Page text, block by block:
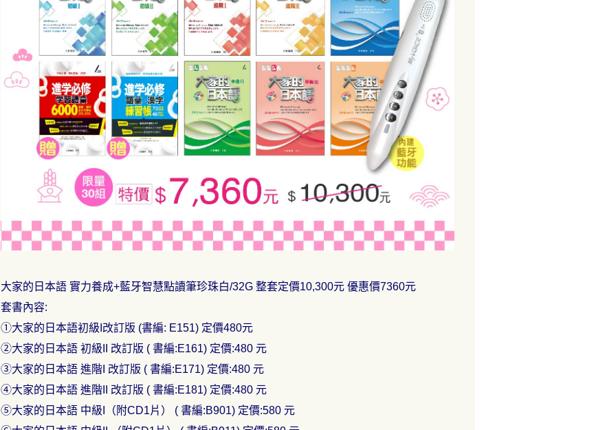
大家的日本語 實力養成+藍牙智慧點讀筆珍珠白/32G 整套定價10,300元 優惠價7360元
套書內容:
①大家的日本語初級I改訂版 (書編: E151) 定價480元
②大家的日本語 初級II 改訂版 ( 書編:E161) 定價:480 元
③大家的日本語 進階I 改訂版 ( 書編:E171) 定價:480 元
④大家的日本語 進階II 改訂版 ( 書編:E181) 定價:480 元
⑤大家的日本語 中級I（附CD1片） ( 書編:B901) 定價:580 元